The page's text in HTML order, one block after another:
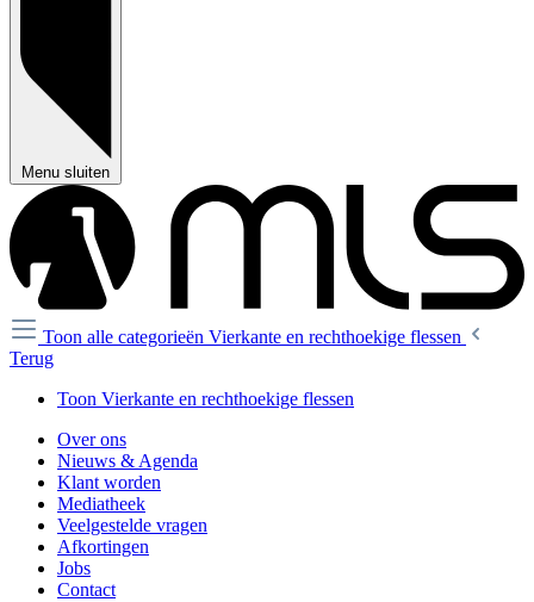
Menu sluiten
Toon alle categorieën Vierkante en rechthoekige flessen
Terug
Toon Vierkante en rechthoekige flessen
Over ons
Nieuws & Agenda
Klant worden
Mediatheek
Veelgestelde vragen
Afkortingen
Jobs
Contact